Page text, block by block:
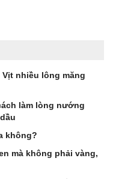
nhiều lông măng
làm lòng nướng
không?
mà không phải vàng,